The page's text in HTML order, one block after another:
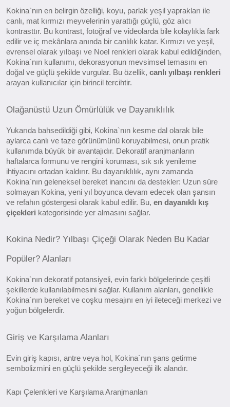
Kokina`nın en belirgin özelliği, koyu, parlak yeşil yaprakları ile
canlı, mat kırmızı meyvelerinin yarattığı güçlü, göz alıcı
kontrasttır. Bu kontrast, fotoğraf ve videolarda bile kolaylıkla fark
edilir ve iç mekânlara anında bir canlılık katar. Kırmızı ve yeşil,
evrensel olarak yılbaşı ve Noel renkleri olarak kabul edildiğinden,
Kokina`nın kullanımı, dekorasyonun mevsimsel temasını en
doğal ve güçlü şekilde vurgular. Bu özellik, canlı yılbaşı renkleri
arayan kullanıcılar için birincil tercihtir.
Olağanüstü Uzun Ömürlülük ve Dayanıklılık
Yukarıda bahsedildiği gibi, Kokina`nın kesme dal olarak bile
aylarca canlı ve taze görünümünü koruyabilmesi, onun pratik
kullanımda büyük bir avantajıdır. Dekoratif aranjmanların
haftalarca formunu ve rengini koruması, sık sık yenileme
ihtiyacını ortadan kaldırır. Bu dayanıklılık, aynı zamanda
Kokina`nın geleneksel bereket inancını da destekler: Uzun süre
solmayan Kokina, yeni yıl boyunca devam edecek olan şansın
ve refahın göstergesi olarak kabul edilir. Bu, en dayanıklı kış
çiçekleri kategorisinde yer almasını sağlar.
Kokina Nedir? Yılbaşı Çiçeği Olarak Neden Bu Kadar
Popüler? Alanları
Kokina`nın dekoratif potansiyeli, evin farklı bölgelerinde çeşitli
şekillerde kullanılabilmesini sağlar. Kullanım alanları, genellikle
Kokina`nın bereket ve coşku mesajını en iyi ileteceği merkezi ve
yoğun bölgelerdir.
Giriş ve Karşılama Alanları
Evin giriş kapısı, antre veya hol, Kokina`nın şans getirme
sembolizmini en güçlü şekilde sergileyeceği ilk alandır.
Kapı Çelenkleri ve Karşılama Aranjmanları